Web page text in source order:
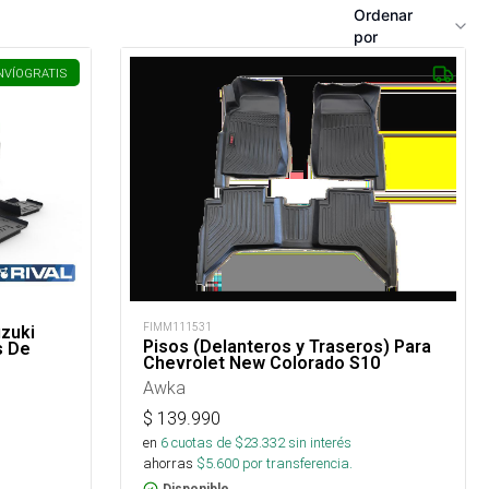
Ordenar
por
GRATIS
De
FIMM111531
Pisos (Delanteros y Traseros) Para
Chevrolet New Colorado S10
Awka
$ 139.990
en 6cuotas de $23.332sin interés
ahorras $5.600 por transferencia.